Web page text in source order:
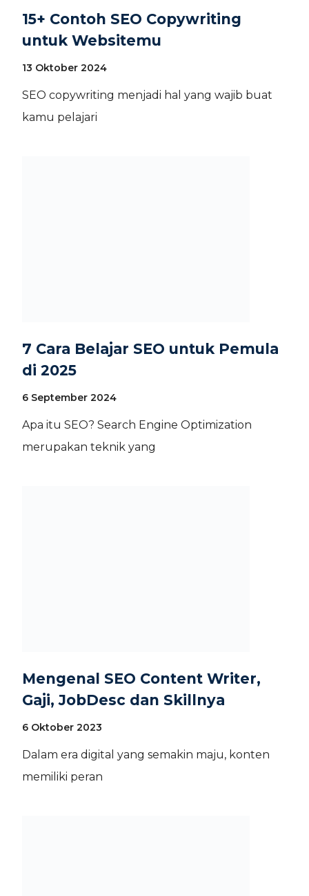
15+ Contoh SEO Copywriting
untuk Websitemu
13 Oktober 2024
SEO copywriting menjadi hal yang wajib buat
kamu pelajari
7 Cara Belajar SEO untuk Pemula
di 2025
6 September 2024
Apa itu SEO? Search Engine Optimization
merupakan teknik yang
Mengenal SEO Content Writer,
Gaji, JobDesc dan Skillnya
6 Oktober 2023
Dalam era digital yang semakin maju, konten
memiliki peran